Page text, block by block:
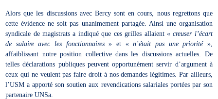
Alors que les discussions avec Bercy sont en cours, nous regrettons que
cette évidence ne soit pas unanimement partagée. Ainsi une organisation
syndicale de magistrats a indiqué que ces grilles allaient «creuser l’écart
de salaire avec les fonctionnaires» et «n’était pas une priorité»,
affaiblissant notre position collective dans les discussions actuelles. De
telles déclarations publiques peuvent opportunément servir d’argument à
ceux qui ne veulent pas faire droit à nos demandes légitimes. Par ailleurs,
l’USM a apporté son soutien aux revendications salariales portées par son
partenaire UNSa.